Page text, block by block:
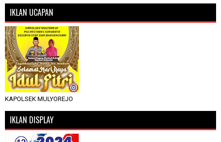
IKLAN UCAPAN
KAPOLSEK MULYOREJO
IKLAN DISPLAY